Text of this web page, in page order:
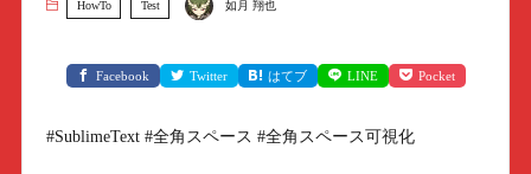
HowTo Test 如月 翔也
Facebook Twitter はてブ LINE Pocket
#SublimeText #全角スペース #全角スペース可視化